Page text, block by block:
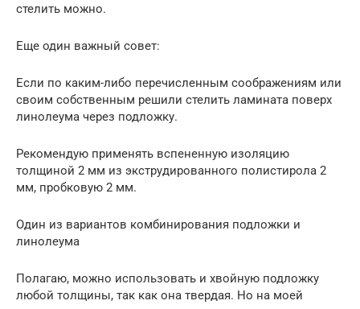
стелить можно.
Еще один важный совет:
Если по каким-либо перечисленным соображениям или
своим собственным решили стелить ламината поверх
линолеума через подложку.
Рекомендую применять вспененную изоляцию
толщиной 2 мм из экструдированного полистирола 2
мм, пробковую 2 мм.
Один из вариантов комбинирования подложки и
линолеума
Полагаю, можно использовать и хвойную подложку
любой толщины, так как она твердая. Но на моей